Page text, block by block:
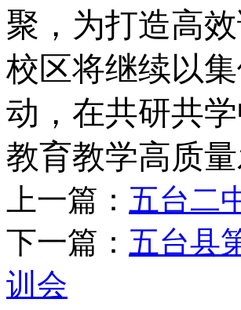
聚，为打造高
校区将继续以
动，在共研共
教育教学高质
上一篇： 五台二
下一篇： 五台县
训会